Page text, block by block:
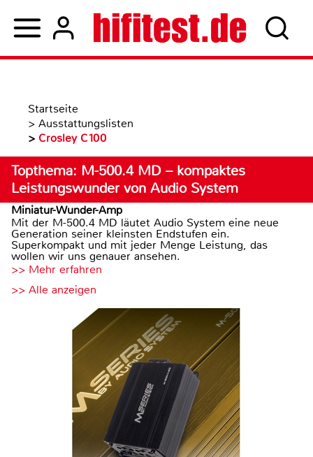
Startseite
> Ausstattungslisten
> Crosley C100
Topthema: M-500.4 MD – kompaktes
Leistungswunder von Audio System
Miniatur-Wunder-Amp
Mit der M-500.4 MD läutet Audio System eine neue
Generation seiner kleinsten Endstufen ein.
Superkompakt und mit jeder Menge Leistung, das
wollen wir uns genauer ansehen.
>> Mehr erfahren
>> Alle anzeigen